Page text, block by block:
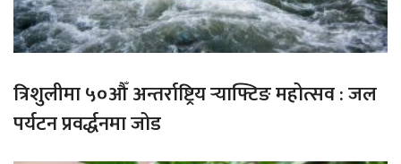
त्रिशुलीमा ५०औँ अन्तर्राष्ट्रिय र्‍याफ्टिङ महोत्सव : जल
पर्यटन प्रवर्द्धनमा जोड